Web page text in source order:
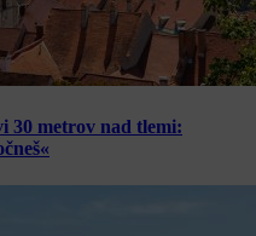
30 metrov nad tlemi: